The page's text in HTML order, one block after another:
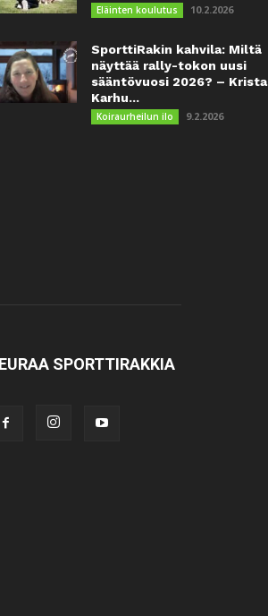
Eläinten koulutus 10.2.2026
SporttiRakin kahvila: Miltä
näyttää rally-tokon uusi
sääntövuosi 2026? – Krista
Karhu...
Koiraurheilun ilo 9.2.2026
SPORTTIRAKKIA